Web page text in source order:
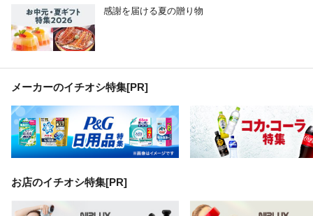
感謝を届ける夏の贈り物
メーカーのイチオシ特集[PR]
お店のイチオシ特集[PR]